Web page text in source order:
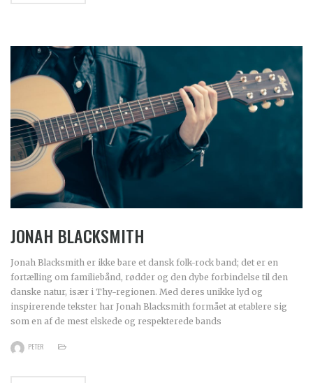
JONAH BLACKSMITH
Jonah Blacksmith er ikke bare et dansk folk-rock band; det er en
fortælling om familiebånd, rødder og den dybe forbindelse til den
danske natur, især i Thy-regionen. Med deres unikke lyd og
inspirerende tekster har Jonah Blacksmith formået at etablere sig
som en af de mest elskede og respekterede bands
PETER